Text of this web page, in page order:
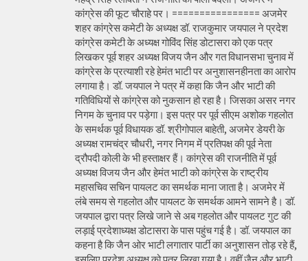
कांग्रेस की फूट चौराहे पर। ================ अजमेर
शहर कांग्रेस कमेटी के अध्यक्ष डॉ. राजकुमार जयपाल ने प्रदेश
कांग्रेस कमेटी के अध्यक्ष गोविंद सिंह डोटासरा को एक पत्र
लिखकर पूर्व शहर अध्यक्ष विजय जैन और गत विधानसभा चुनाव में
कांग्रेस के प्रत्याशी रहे हेमंत भाटी पर अनुशासनहीनता का आरोप
लगाया है। डॉ. जयपाल ने पत्र में कहा कि जैन और भाटी की
गतिविधियों से कांग्रेस को नुकसान हो रहा है। जिसका असर नगर
निगम के चुनाव पर पड़ेगा। इस पत्र पर पूर्व सीएम अशोक गहलोत
के समर्थक पूर्व विधायक डॉ. श्रीगोपाल बाहेती, अजमेर डेयरी के
अध्यक्ष रामचंद्र चौधरी, नगर निगम में प्रतिपक्ष की पूर्व नेता
द्रौपदी कोली के भी हस्ताक्षर हैं। कांग्रेस की राजनीति में पूर्व
अध्यक्ष विजय जैन और हेमंत भाटी को कांग्रेस के राष्ट्रीय
महासचिव सचिन पायलट का समर्थक माना जाता है। अजमेर में
लंबे समय से गहलोत और पायलट के समर्थक आमने सामने है। डॉ.
जयपाल द्वारा पत्र लिखे जाने से अब गहलोत और पायलट गुट की
लड़ाई प्रदेशाध्यक्ष डोटासरा के पास पहुंच गई है। डॉ. जयपाल का
कहना है कि जैन ओर भाटी लगातार पार्टी का अनुशासन तोड़ रहे हैं,